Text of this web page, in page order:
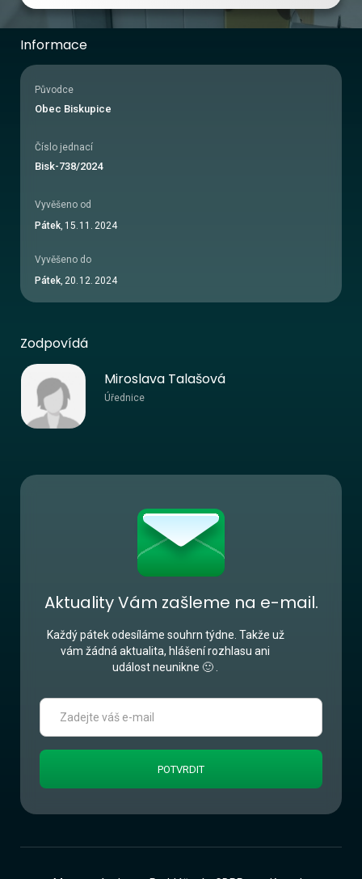
Informace
Původce
Obec Biskupice
Číslo jednací
Bisk-738/2024
Vyvěšeno od
Pátek, 15. 11 . 2024
Vyvěšeno do
Pátek, 20. 12. 2024
Zodpovídá
Miroslava Talašová
Úřednice
Aktuality Vám zašleme na e-mail.
Každý pátek odesíláme souhrn týdne. Takže už
vám žádná aktualita, hlášení rozhlasu ani
událost neunikne 🙂 .